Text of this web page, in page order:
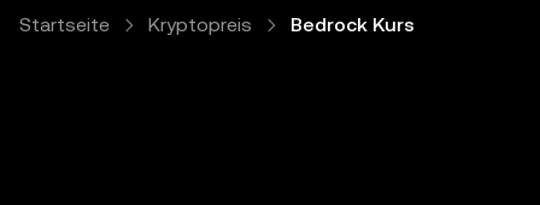
Startseite Kryptopreis Bedrock Kurs